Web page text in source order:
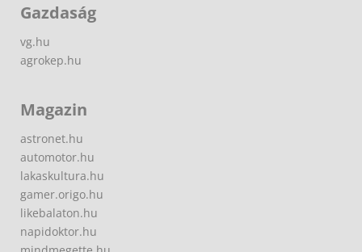
Gazdaság
vg.hu
agrokep.hu
Magazin
astronet.hu
automotor.hu
lakaskultura.hu
gamer.origo.hu
likebalaton.hu
napidoktor.hu